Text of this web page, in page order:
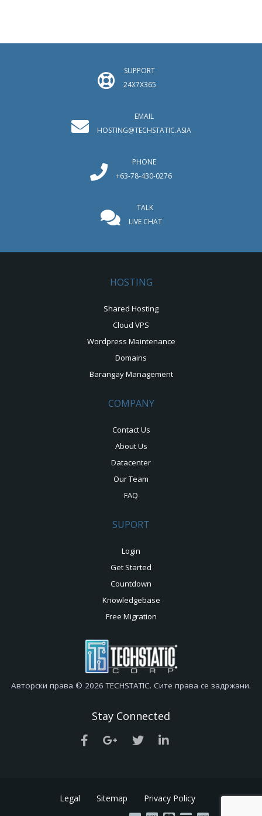
SUPPORT
24X7X365
EMAIL
HOSTING@TECHSTATIC.ASIA
PHONE
+63-78-430-0276
TALK
LIVE CHAT
HOSTING
Shared Hosting
Cloud VPS
Wordpress Maintenance
Domains
Barangay Management
COMPANY
Contact Us
About Us
Datacenter
Our Team
FAQ
SUPORT
Login
Get Started
Countdown
Knowledgebase
Free Migration
Авторски права © 2026 TECHSTATIC. Сите права се задржани.
Stay Connected
Legal Sitemap Privacy Policy